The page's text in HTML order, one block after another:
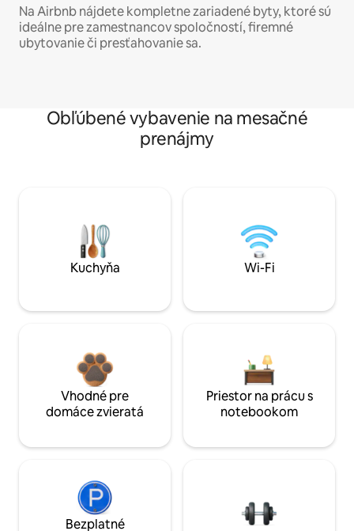
Na Airbnb nájdete kompletne zariadené byty, ktoré sú
ideálne pre zamestnancov spoločností, firemné
ubytovanie či presťahovanie sa.
Obľúbené vybavenie na mesačné
prenájmy
Kuchyňa Wi-Fi
Vhodné pre
domáce zvieratá
Priestor na prácu s
notebookom
Bezplatné